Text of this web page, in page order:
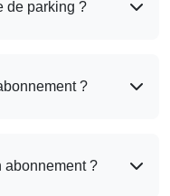
de parking ?
?
abonnement ?